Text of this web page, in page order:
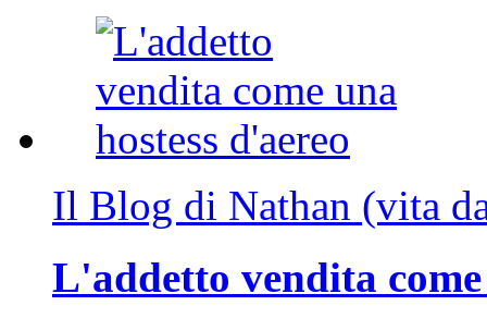
Il Blog di Nathan (vita
L'addetto vendita